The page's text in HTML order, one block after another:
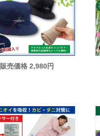
販売価格 2,980円